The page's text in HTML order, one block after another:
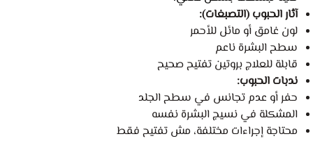
آثار الحبوب (التصبغات):
لون غامق أو مائل للأحمر
سطح البشرة ناعم
قابلة للعلاج بروتين تفتيح صحيح
ندبات الحبوب:
حفر أو عدم تجانس في سطح الجلد
المشكلة في نسيج البشرة نفسه
محتاجة إجراءات مختلفة، مش تفتيح فقط